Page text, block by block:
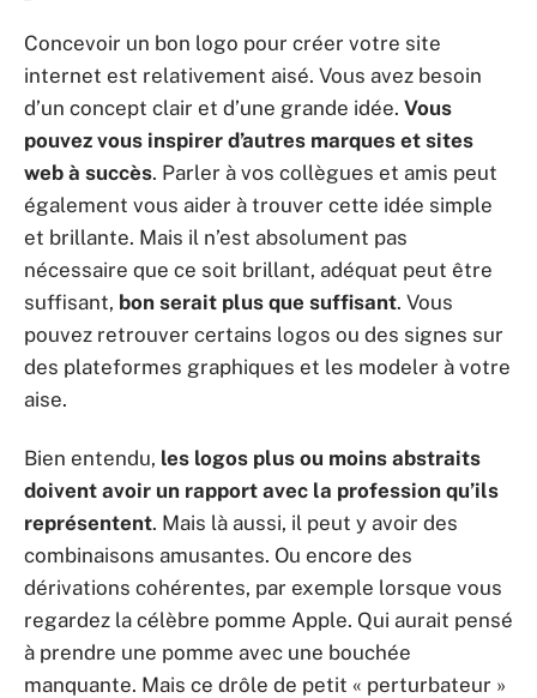
Concevoir un bon logo pour créer votre site
internet est relativement aisé. Vous avez besoin
d’un concept clair et d’une grande idée. Vous
pouvez vous inspirer d’autres marques et sites
web à succès. Parler à vos collègues et amis peut
également vous aider à trouver cette idée simple
et brillante. Mais il n’est absolument pas
nécessaire que ce soit brillant, adéquat peut être
suffisant, bon serait plus que suffisant. Vous
pouvez retrouver certains logos ou des signes sur
des plateformes graphiques et les modeler à votre
aise.
Bien entendu, les logos plus ou moins abstraits
doivent avoir un rapport avec la profession qu’ils
représentent. Mais là aussi, il peut y avoir des
combinaisons amusantes. Ou encore des
dérivations cohérentes, par exemple lorsque vous
regardez la célèbre pomme Apple. Qui aurait pensé
à prendre une pomme avec une bouchée
manquante. Mais ce drôle de petit « perturbateur »